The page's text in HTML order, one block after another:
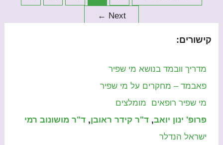
Next
←
קישורים:
מדריך וובמד בנושא מי שפיר
פאבמד – מחקרים על מי שפיר
מי שפיר רופאים מומלצים
פרופ' ינון יואב,ד"ר קידר ראובן,ד"ר מושונוב רמי
ישראל הנדלר